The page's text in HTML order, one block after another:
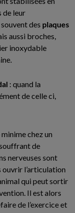
de leur
des plaques
aussi broches,
inoxydable
: quand la
de celle ci,
chez un
de
nerveuses sont
ouvrir l’articulation
qui peut sortir
Il est alors
de l’exercice et